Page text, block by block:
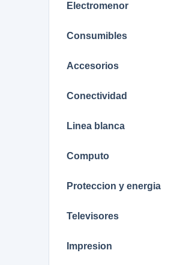
Electromenor
Consumibles
Accesorios
Conectividad
Linea blanca
Computo
Proteccion y energia
Televisores
Impresion